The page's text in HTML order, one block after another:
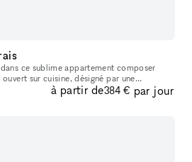
ce sublime appartement composer
sur cuisine, désigné par une
un immeuble bourgeois de standing sur l
à partir de384 € par jour